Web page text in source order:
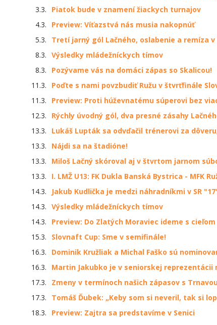
3.3.
Piatok bude v znamení žiackych turnajov
4.3.
Preview: Víťazstvá nás musia nakopnúť
5.3.
Tretí jarný gól Lačného, oslabenie a remíza
8.3. Výsledky mládežníckych tímov
8.3.
Pozývame vás na domáci zápas so Skalicou!
11.3.
Poďte s nami povzbudiť Ružu v štvrťfinále
11.3.
Preview: Proti húževnatému súperovi bez
12.3.
Rýchly úvodný gól, dva presné zásahy
13.3.
Lukáš Lupták sa odvďačil trénerovi za
13.3.
Nájdi sa na štadióne!
13.3.
Miloš Lačný skóroval aj v štvrtom jarnom
13.3.
I. LMŽ U13: FK Dukla Banská Bystrica - MFK
14.3.
Jakub Kudlička je medzi náhradníkmi v SR
14.3. Výsledky mládežníckych tímov
14.3.
Preview: Do Zlatých Moraviec ideme s
15.3.
Slovnaft Cup: Sme v semifinále!
16.3.
Dominik Kružliak a Michal Faško sú
16.3.
Martin Jakubko je v seniorskej reprezentácii
17.3.
Zmeny v termínoch našich zápasov s
17.3.
Tomáš Ďubek: „Keby som si neveril, tak si
18.3.
Preview: Zajtra sa predstavíme v Senici